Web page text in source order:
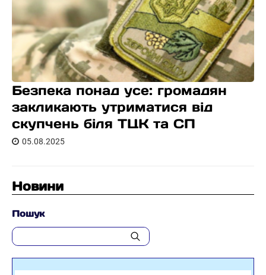
Безпека понад усе: громадян
закликають утриматися від
скупчень біля ТЦК та СП
05.08.2025
Новини
Пошук